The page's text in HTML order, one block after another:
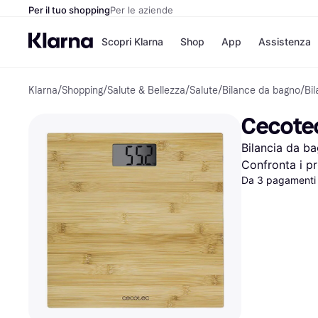
Per il tuo shoppingPer le aziende
Scopri Klarna
Opzioni di
Paga ora
Paga in 3 rate
Paga dopo 30 giorni
Finanziamento
Shop
Negozi
Unieuro
Media
eBay
Zalando
App Assistenza
Klarna/Shopping/Salute & Bellezza/Salute/Bilance da bagno/
Bilancia da
Confronta i
Da 3